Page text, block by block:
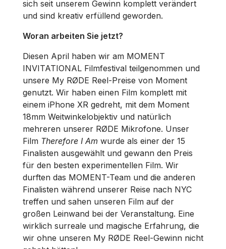
sich seit unserem Gewinn komplett verändert
und sind kreativ erfüllend geworden.
Woran arbeiten Sie jetzt?
Diesen April haben wir am MOMENT
INVITATIONAL Filmfestival teilgenommen und
unsere My RØDE Reel-Preise von Moment
genutzt. Wir haben einen Film komplett mit
einem iPhone XR gedreht, mit dem Moment
18mm Weitwinkelobjektiv und natürlich
mehreren unserer RØDE Mikrofone. Unser
Film Therefore I Am wurde als einer der 15
Finalisten ausgewählt und gewann den Preis
für den besten experimentellen Film. Wir
durften das MOMENT-Team und die anderen
Finalisten während unserer Reise nach NYC
treffen und sahen unseren Film auf der
großen Leinwand bei der Veranstaltung. Eine
wirklich surreale und magische Erfahrung, die
wir ohne unseren My RØDE Reel-Gewinn nicht